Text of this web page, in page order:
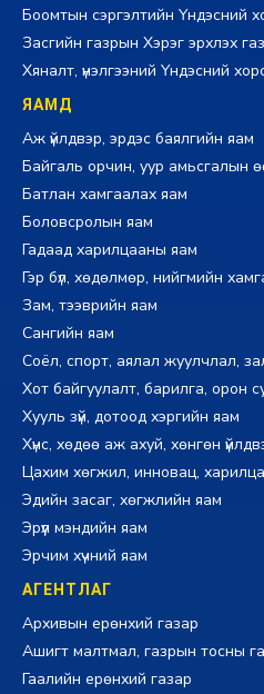
Боомтын сэргэлтийн Үндэсний
Засгийн газрын Хэрэг эрхлэх
Хяналт, үнэлгээний Үндэсний
ЯАМД
Аж үйлдвэр, эрдэс баялгийн яам
Байгаль орчин, уур амьсгалын
Батлан хамгаалах яам
Боловсролын яам
Гадаад харилцааны яам
Гэр бүл, хөдөлмөр, нийгмийн
Зам, тээврийн яам
Сангийн яам
Соёл, спорт, аялал жуулчлал,
Хот байгуулалт, барилга, орон
Хууль зүй, дотоод хэргийн яам
Хүнс, хөдөө аж ахуй, хөнгөн
Цахим хөгжил, инновац,
Эдийн засаг, хөгжлийн яам
Эрүүл мэндийн яам
Эрчим хүчний яам
АГЕНТЛАГ
Архивын ерөнхий газар
Ашигт малтмал, газрын тосны
Гаалийн ерөнхий газар